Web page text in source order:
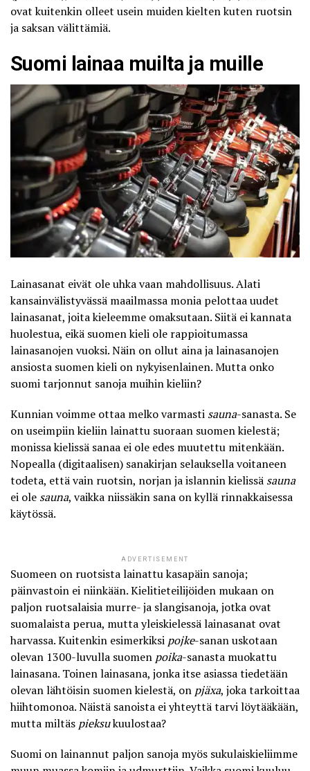
ovat kuitenkin olleet usein muiden kielten kuten ruotsin
ja saksan välittämiä.
Suomi lainaa muilta ja muille
Lainasanat eivät ole uhka vaan mahdollisuus. Alati
kansainvälistyvässä maailmassa monia pelottaa uudet
lainasanat, joita kieleemme omaksutaan. Siitä ei kannata
huolestua, eikä suomen kieli ole rappioitumassa
lainasanojen vuoksi. Näin on ollut aina ja lainasanojen
ansiosta suomen kieli on nykyisenlainen. Mutta onko
suomi tarjonnut sanoja muihin kieliin?
Kunnian voimme ottaa melko varmasti sauna-sanasta. Se
on useimpiin kieliin lainattu suoraan suomen kielestä;
monissa kielissä sanaa ei ole edes muutettu mitenkään.
Nopealla (digitaalisen) sanakirjan selauksella voitaneen
todeta, että vain ruotsin, norjan ja islannin kielissä sauna
ei ole sauna, vaikka niissäkin sana on kyllä rinnakkaisessa
käytössä.
ADVERTISEMENT
Suomeen on ruotsista lainattu kasapäin sanoja;
päinvastoin ei niinkään. Kielitieteilijöiden mukaan on
paljon ruotsalaisia murre- ja slangisanoja, jotka ovat
suomalaista perua, mutta yleiskielessä lainasanat ovat
harvassa. Kuitenkin esimerkiksi pojke-sanan uskotaan
olevan 1300-luvulla suomen poika-sanasta muokattu
lainasana. Toinen lainasana, jonka itse asiassa tiedetään
olevan lähtöisin suomen kielestä, on pjäxa, joka tarkoittaa
hiihtomonoa. Näistä sanoista ei yhteyttä tarvi löytääkään,
mutta miltäs pieksukuulostaa?
Suomi on lainannut paljon sanoja myös sukulaiskieliimme